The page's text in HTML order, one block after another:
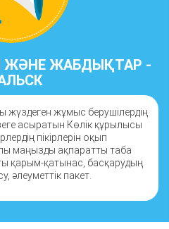
ЖӘНЕ ЖАБДЫҚТАР -
жүздеген жұмыс берушілердің
асыратын Көлік құрылысы
пікірлерін оқып
маңызды ақпаратты таба
қарым-қатынас, басқарудың
әлеуметтік пакет.